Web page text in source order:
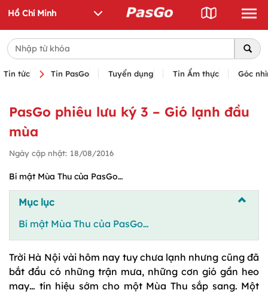
Tin tức Tin PasGo Tuyển dụng Tin Ẩm thực Góc
PasGo phiêu lưu ký 3 – Gió lạnh đầu
mùa
Ngày cập nhật: 18/08/2016
Bí mật Mùa Thu của PasGo…
Mục lục
Bí mật Mùa Thu của PasGo…
Trời Hà Nội vài hôm nay tuy chưa lạnh nhưng cũng đã
bắt đầu có những trận mưa, những cơn gió gần heo
may… tín hiệu sớm cho một Mùa Thu sắp sang. Một